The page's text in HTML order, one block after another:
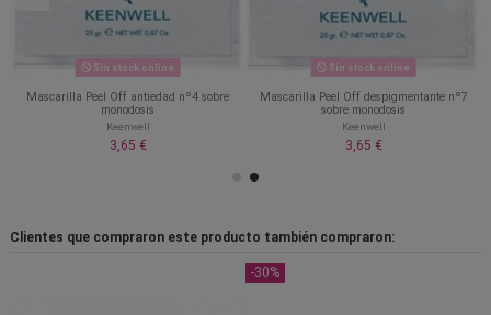
Sin stock online
Mascarilla Peel Off antiedad nº4 sobre
monodosis
Keenwell
3,65 €
Sin stock online
Mascarilla Peel Off despigmentante nº7
sobre monodosis
Keenwell
3,65 €
Clientes que compraron este producto también compraron:
-30%